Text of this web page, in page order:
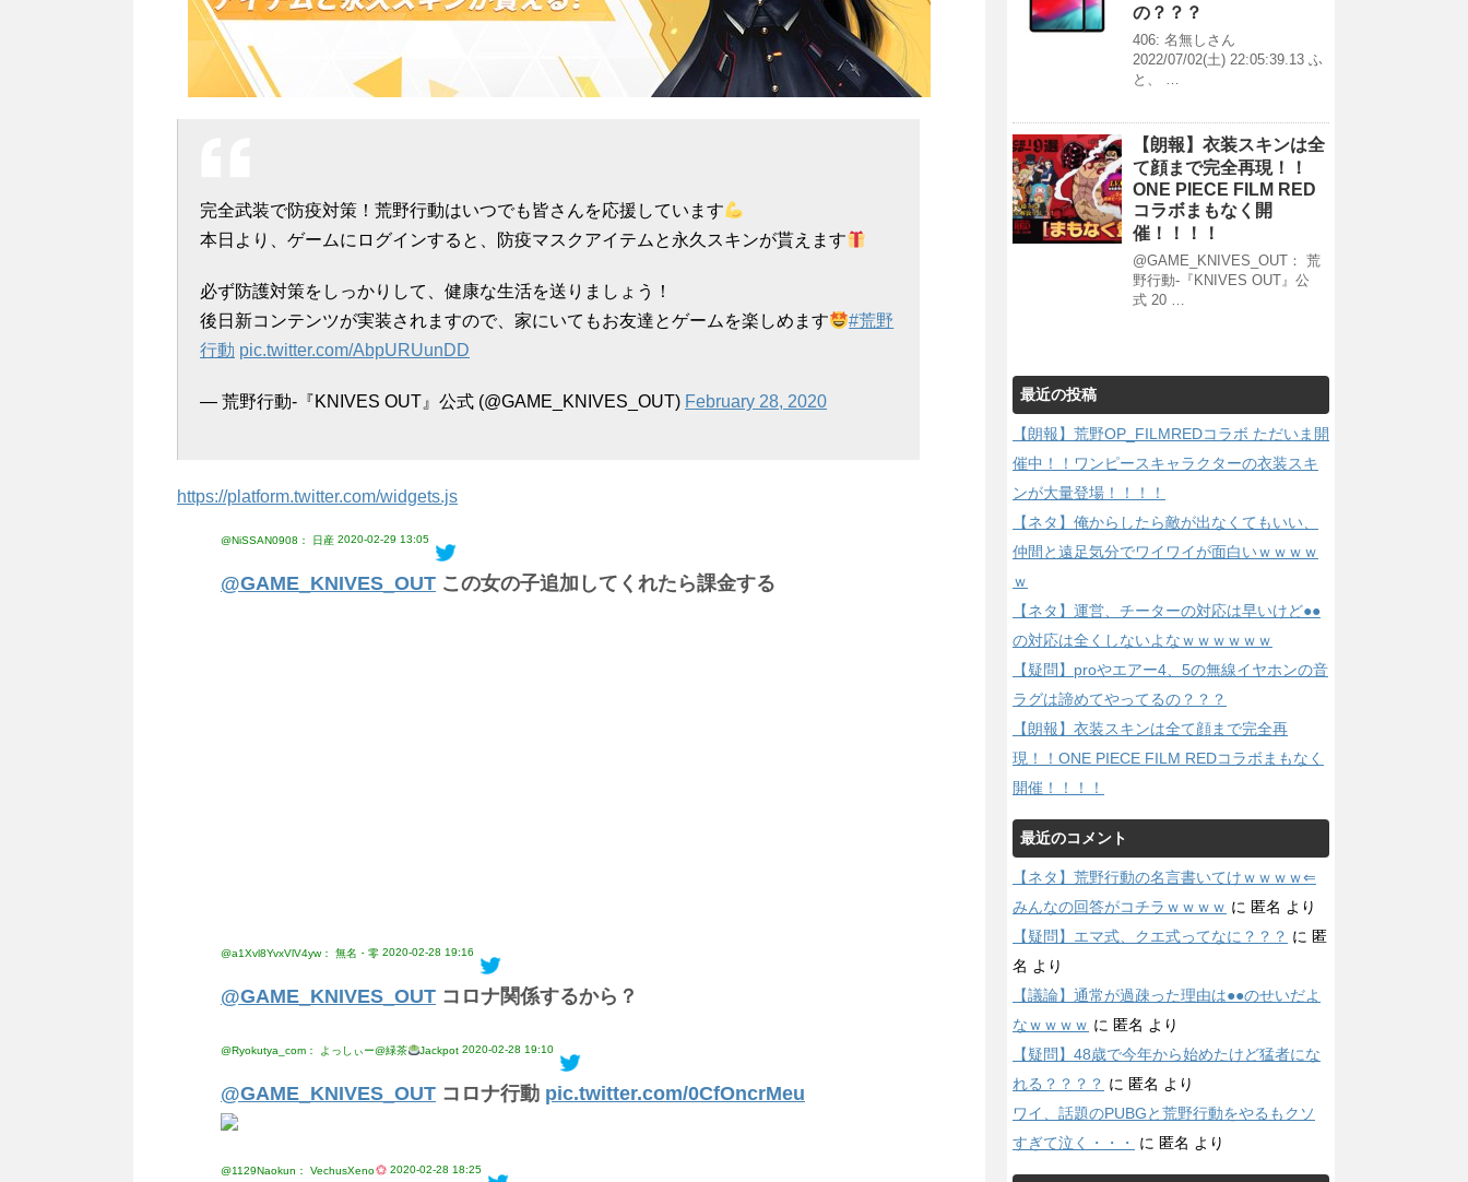
完全武装で防疫対策！荒野行動はいつでも皆さんを応援しています
本日より、ゲームにログインすると、防疫マスクアイテムと永久スキンが貰えます
必ず防護対策をしっかりして、健康な生活を送りましょう！
後日新コンテンツが実装されますので、家にいてもお友達とゲームを楽しめます
#荒野
行動 pic.twitter.com/AbpURUunDD
— 荒野行動-『KNIVES OUT』公式 (@GAME_KNIVES_OUT) February 28, 2020
https://platform.twitter.com/widgets.js
@NiSSAN0908： 日産 2020-02-29 13:05
@GAME_KNIVES_OUT この女の子追加してくれたら課金する
@a1Xvl8YvxVlV4yw： 無名・零 2020-02-28 19:16
@GAME_KNIVES_OUT コロナ関係するから？
@Ryokutya_com： よっしぃー@緑茶 Jackpot 2020-02-28 19:10
@GAME_KNIVES_OUT コロナ行動 pic.twitter.com/0CfOncrMeu
@1129Naokun： VechusXeno 2020-02-28 18:25
の？？？
406: 名無しさん
2022/07/02(土) 22:05:39.13 ふ
と、 …
【朗報】衣装スキンは全
て顔まで完全再現！！
ONE PIECE FILM RED
コラボまもなく開
催！！！！
@GAME_KNIVES_OUT： 荒
野行動-『KNIVES OUT』公
式 20 …
最近の投稿
【朗報】荒野OP_FILMREDコラボ ただいま開
催中！！ワンピースキャラクターの衣装スキ
ンが大量登場！！！！
【ネタ】俺からしたら敵が出なくてもいい、
仲間と遠足気分でワイワイが面白いｗｗｗｗ
ｗ
【ネタ】運営、チーターの対応は早いけど●●
の対応は全くしないよなｗｗｗｗｗｗ
【疑問】proやエアー4、5の無線イヤホンの音
ラグは諦めてやってるの？？？
【朗報】衣装スキンは全て顔まで完全再
現！！ONE PIECE FILM REDコラボまもなく
開催！！！！
最近のコメント
【ネタ】荒野行動の名言書いてけｗｗｗｗ⇐
みんなの回答がコチラｗｗｗｗ に 匿名 より
【疑問】エマ式、クエ式ってなに？？？ に 匿
名 より
【議論】通常が過疎った理由は●●のせいだよ
なｗｗｗｗ に 匿名 より
【疑問】48歳で今年から始めたけど猛者にな
れる？？？？ に 匿名 より
ワイ、話題のPUBGと荒野行動をやるもクソ
すぎて泣く・・・
に 匿名 より